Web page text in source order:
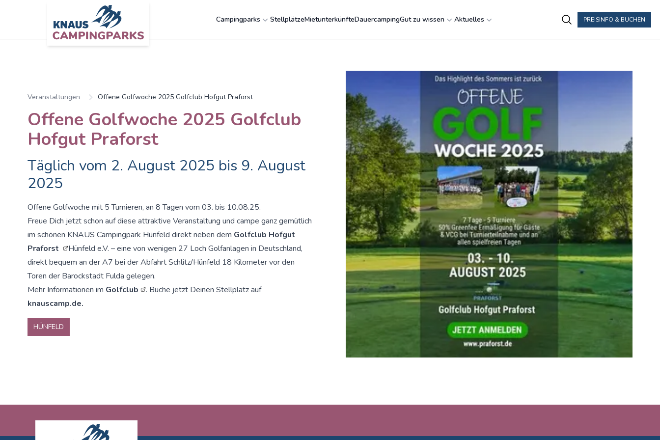
Zum Hauptinhalt springen
PREISINFO & BUCHEN
Campingparks StellplätzeMietunterkünfteDauercampingGut zu wissen Aktuelles
Veranstaltungen Offene Golfwoche 2025 Golfclub Hofgut Praforst
Offene Golfwoche 2025 Golfclub
Hofgut Praforst
Täglich vom 2. August 2025 bis 9. August
2025
Offene Golfwoche mit 5 Turnieren, an 8 Tagen vom 03. bis 10.08.25.
Freue Dich jetzt schon auf diese attraktive Veranstaltung und campe ganz gemütlich
im schönen KNAUS Campingpark Hünfeld direkt neben dem Golfclub Hofgut
Praforst
Hünfeld e.V. – eine von wenigen 27 Loch Golfanlagen in Deutschland,
direkt bequem an der A7 bei der Abfahrt Schlitz/Hünfeld 18 Kilometer vor den
Toren der Barockstadt Fulda gelegen.
Mehr Informationen im Golfclub
. Buche jetzt Deinen Stellplatz auf
knauscamp.de.
HÜNFELD